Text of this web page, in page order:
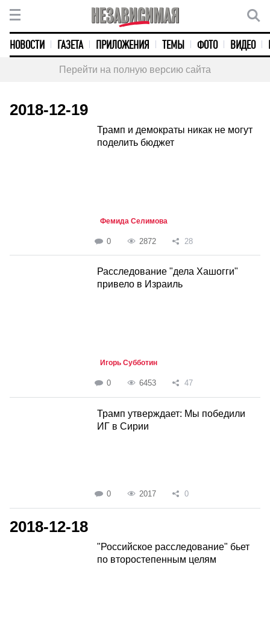
НОВОСТИ ГАЗЕТА ПРИЛОЖЕНИЯ ТЕМЫ ФОТО ВИДЕО
Перейти на полную версию сайта
2018-12-19
Трамп и демократы никак не могут
поделить бюджет
Фемида Селимова
0 2872 28
Расследование "дела Хашогги"
привело в Израиль
Игорь Субботин
0 6453 47
Трамп утверждает: Мы победили
ИГ в Сирии
0 2017 0
2018-12-18
"Российское расследование" бьет
по второстепенным целям